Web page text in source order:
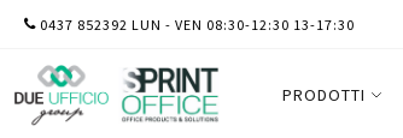
SALTA
CONTENUTO
0437 852392 LUN - VEN 08:30-12:30 13-17:30
PRODOTTI